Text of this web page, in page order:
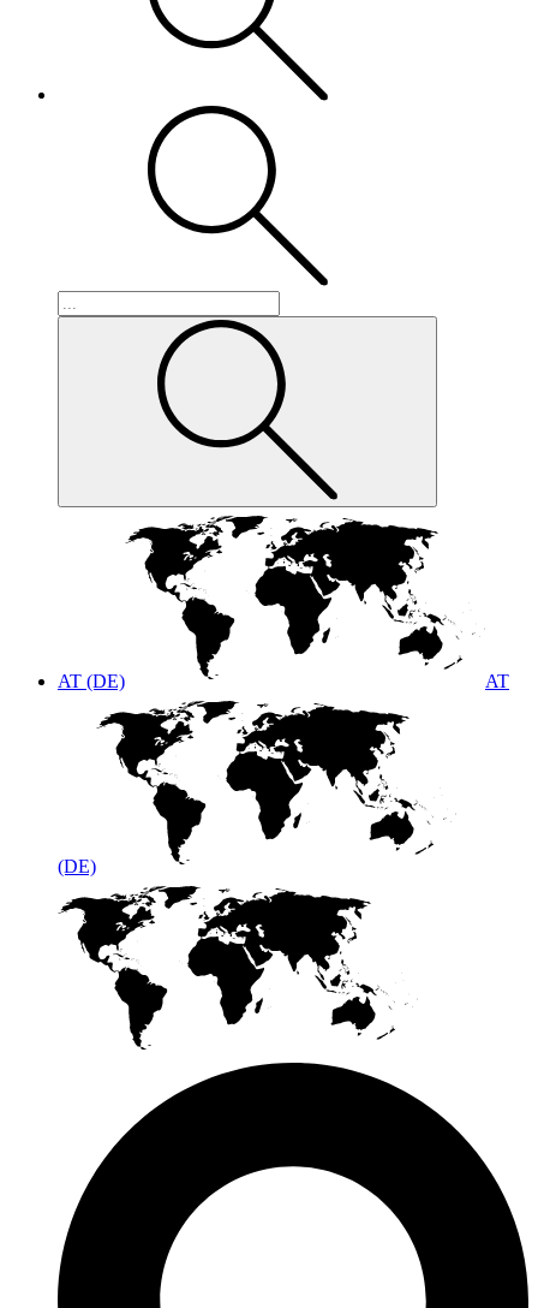
AT (DE) AT
(DE)